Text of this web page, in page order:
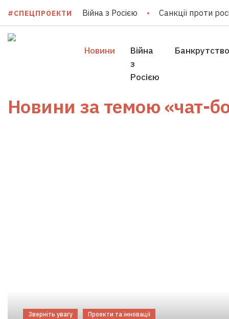
#СПЕЦПРОЕКТИ Війна з Росією Санкції проти
Новини
Війна
з
Росією
Банкрутство
Новини за темою «чат-
Зверніть увагу Проекти та інновації